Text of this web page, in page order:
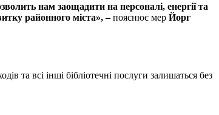
нам заощадити на персоналі, енергії та
районного міста», –пояснює мер Йорг
та всі інші бібліотечні послуги залишаться без